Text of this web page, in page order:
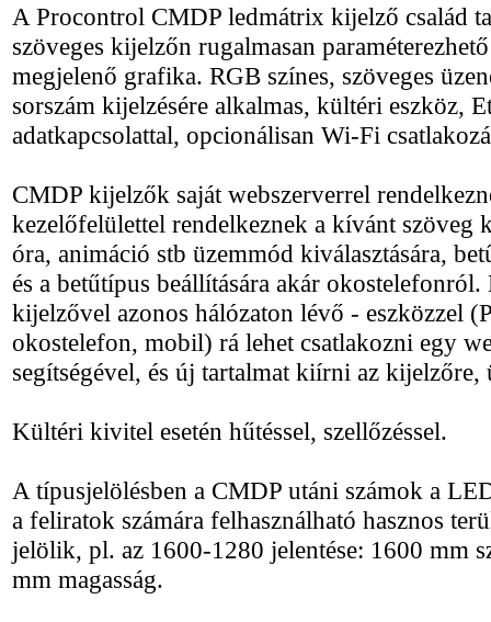
A Procontrol CMDP ledmátrix kijelző család
szöveges kijelzőn rugalmasan
megjelenő grafika. RGB színes, szöveges
sorszám kijelzésére alkalmas, kültéri eszköz,
adatkapcsolattal, opcionálisan Wi-Fi
CMDP kijelzők saját webszerverrel
kezelőfelülettel rendelkeznek a kívánt szöveg
óra, animáció stb üzemmód kiválasztására,
és a betűtípus beállítására akár
kijelzővel azonos hálózaton lévő - eszközzel
okostelefon, mobil) rá lehet csatlakozni egy
segítségével, és új tartalmat kiírni az
Kültéri kivitel esetén hűtéssel, szellőzéssel.
A típusjelölésben a CMDP utáni számok a
a feliratok számára felhasználható hasznos
jelölik, pl. az 1600-1280 jelentése: 1600 mm
mm magasság.